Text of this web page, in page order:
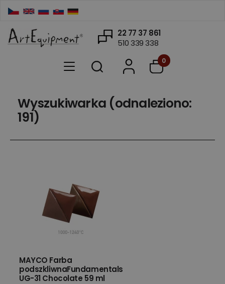
22 77 37 861
510 339 338
0
Wyszukiwarka (odnaleziono:
191)
MAYCO Farba
podszkliwnaFundamentals
UG-31 Chocolate 59 ml